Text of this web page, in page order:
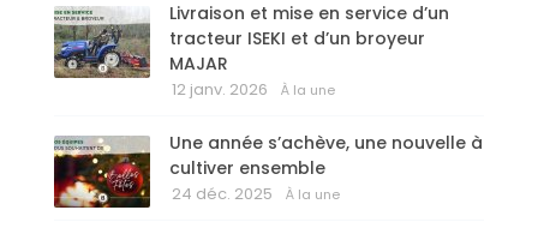
Livraison et mise en service d’un
tracteur ISEKI et d’un broyeur
MAJAR
12 janv. 2026 À la une
Une année s’achève, une nouvelle à
cultiver ensemble
24 déc. 2025 À la une